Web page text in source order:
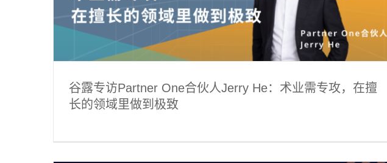
谷露专访Partner One合伙人Jerry He：术业需专攻，在擅
长的领域里做到极致
极致体验
猎界风云志